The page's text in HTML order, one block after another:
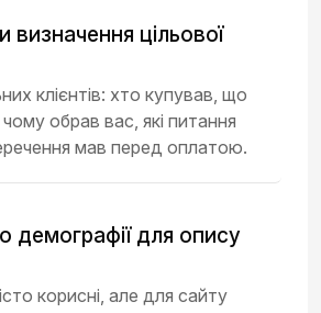
визначення цільової
клієнтів: хто купував, що
обрав вас, які питання
мав перед оплатою.
демографії для опису
корисні, але для сайту